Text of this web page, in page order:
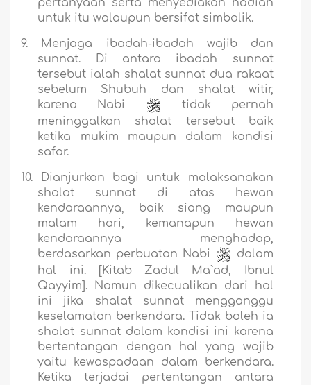
pertanyaan serta menyediakan hadiah
untuk itu walaupun bersifat simbolik.
9.
Menjaga ibadah-ibadah wajib dan
sunnat. Di antara ibadah sunnat
tersebut ialah shalat sunnat dua rakaat
sebelum Shubuh dan shalat witir,
karena Nabi
tidak pernah
meninggalkan shalat tersebut baik
ketika mukim maupun dalam kondisi
safar.
10.
Dianjurkan bagi untuk malaksanakan
shalat sunnat di atas hewan
kendaraannya, baik siang maupun
malam hari, kemanapun hewan
kendaraannya menghadap,
berdasarkan perbuatan Nabi
dalam
hal ini. [Kitab Zadul Ma`ad, Ibnul
Qayyim]. Namun dikecualikan dari hal
ini jika shalat sunnat mengganggu
keselamatan berkendara. Tidak boleh ia
shalat sunnat dalam kondisi ini karena
bertentangan dengan hal yang wajib
yaitu kewaspadaan dalam berkendara.
Ketika terjadai pertentangan antara